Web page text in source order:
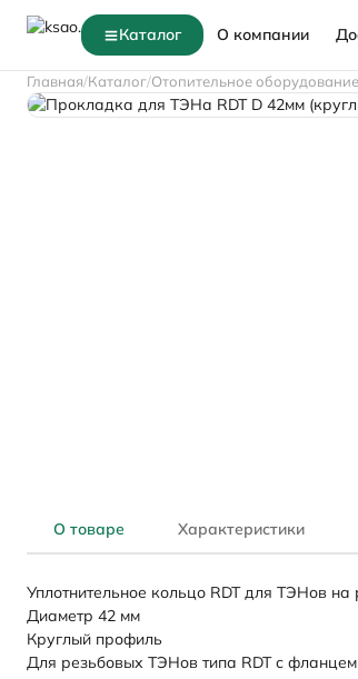
Каталог О компании
Главная Каталог Отопительное оборудование
О товаре Характеристики
Уплотнительное кольцо RDT для ТЭНов на
Диаметр 42 мм
Круглый профиль
Для резьбовых ТЭНов типа RDT с